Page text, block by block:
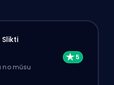
no mūsu